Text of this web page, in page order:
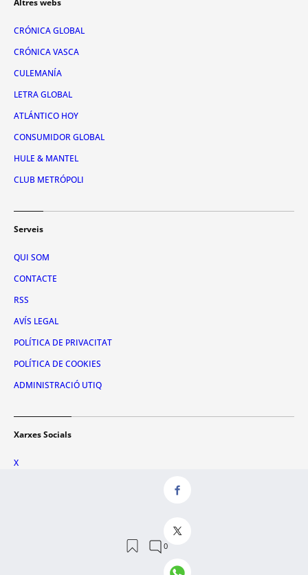
CRÓNICA GLOBAL
CRÓNICA VASCA
CULEMANÍA
LETRA GLOBAL
ATLÁNTICO HOY
CONSUMIDOR GLOBAL
HULE & MANTEL
CLUB METRÓPOLI
Serveis
QUI SOM
CONTACTE
RSS
AVÍS LEGAL
POLÍTICA DE PRIVACITAT
POLÍTICA DE COOKIES
ADMINISTRACIÓ UTIQ
Xarxes Socials
X